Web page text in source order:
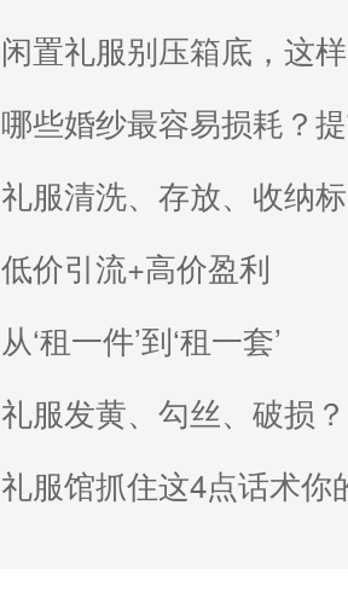
礼服清洗、存放、收纳
低价引流+高价盈利
从‘租一件’到‘租一套’